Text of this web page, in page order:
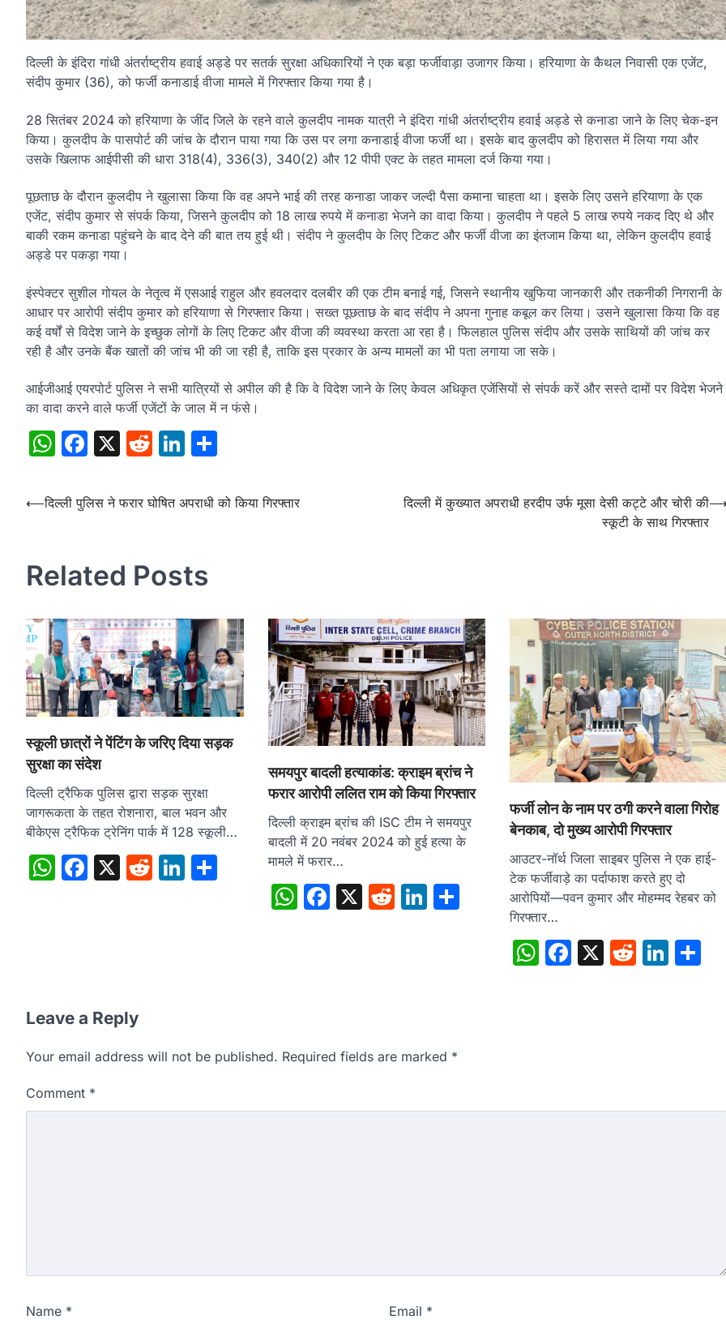
दिल्ली के इंदिरा गांधी अंतर्राष्ट्रीय हवाई अड्डे पर सतर्क सुरक्षा अधिकारियों ने एक बड़ा फर्जीवाड़ा उजागर किया। हरियाणा के कैथल निवासी एक एजेंट,
संदीप कुमार (36), को फर्जी कनाडाई वीजा मामले में गिरफ्तार किया गया है।
28 सितंबर 2024 को हरियाणा के जींद जिले के रहने वाले कुलदीप नामक यात्री ने इंदिरा गांधी अंतर्राष्ट्रीय हवाई अड्डे से कनाडा जाने के लिए चेक-इन
किया। कुलदीप के पासपोर्ट की जांच के दौरान पाया गया कि उस पर लगा कनाडाई वीजा फर्जी था। इसके बाद कुलदीप को हिरासत में लिया गया और
उसके खिलाफ आईपीसी की धारा 318(4), 336(3), 340(2) और 12 पीपी एक्ट के तहत मामला दर्ज किया गया।
पूछताछ के दौरान कुलदीप ने खुलासा किया कि वह अपने भाई की तरह कनाडा जाकर जल्दी पैसा कमाना चाहता था। इसके लिए उसने हरियाणा के एक
एजेंट, संदीप कुमार से संपर्क किया, जिसने कुलदीप को 18 लाख रुपये में कनाडा भेजने का वादा किया। कुलदीप ने पहले 5 लाख रुपये नकद दिए थे और
बाकी रकम कनाडा पहुंचने के बाद देने की बात तय हुई थी। संदीप ने कुलदीप के लिए टिकट और फर्जी वीजा का इंतजाम किया था, लेकिन कुलदीप हवाई
अड्डे पर पकड़ा गया।
इंस्पेक्टर सुशील गोयल के नेतृत्व में एसआई राहुल और हवलदार दलबीर की एक टीम बनाई गई, जिसने स्थानीय खुफिया जानकारी और तकनीकी निगरानी के
आधार पर आरोपी संदीप कुमार को हरियाणा से गिरफ्तार किया। सख्त पूछताछ के बाद संदीप ने अपना गुनाह कबूल कर लिया। उसने खुलासा किया कि वह
कई वर्षों से विदेश जाने के इच्छुक लोगों के लिए टिकट और वीजा की व्यवस्था करता आ रहा है। फिलहाल पुलिस संदीप और उसके साथियों की जांच कर
रही है और उनके बैंक खातों की जांच भी की जा रही है, ताकि इस प्रकार के अन्य मामलों का भी पता लगाया जा सके।
आईजीआई एयरपोर्ट पुलिस ने सभी यात्रियों से अपील की है कि वे विदेश जाने के लिए केवल अधिकृत एजेंसियों से संपर्क करें और सस्ते दामों पर विदेश भेजने
का वादा करने वाले फर्जी एजेंटों के जाल में न फंसे।
WhatsApp
Facebook
X RedditLinkedIn
Post
⟵दिल्ली पुलिस ने फरार घोषित अपराधी को किया गिरफ्तार
दिल्ली में कुख्यात अपराधी हरदीप उर्फ मूसा देसी कट्टे और चोरी की
स्कूटी के साथ गिरफ्तार
Related Posts
स्कूली छात्रों ने पेंटिंग के जरिए दिया सड़क
सुरक्षा का संदेश
दिल्ली ट्रैफिक पुलिस द्वारा सड़क सुरक्षा
जागरूकता के तहत रोशनारा, बाल भवन और
बीकेएस ट्रैफिक ट्रेनिंग पार्क में 128 स्कूली…
WhatsApp
Facebook
X RedditLinkedIn
Share
समयपुर बादली हत्याकांड: क्राइम ब्रांच ने
फरार आरोपी ललित राम को किया गिरफ्तार
दिल्ली क्राइम ब्रांच की ISC टीम ने समयपुर
बादली में 20 नवंबर 2024 को हुई हत्या के
मामले में फरार…
WhatsApp
Facebook
X RedditLinkedIn
Share
फर्जी लोन के नाम पर ठगी करने वाला गिरोह
बेनकाब, दो मुख्य आरोपी गिरफ्तार
आउटर-नॉर्थ जिला साइबर पुलिस ने एक हाई-
टेक फर्जीवाड़े का पर्दाफाश करते हुए दो
आरोपियों—पवन कुमार और मोहम्मद रेहबर को
गिरफ्तार…
WhatsApp
Facebook
X Reddit
Leave a Reply
Your email address will not be published. Required fields are marked *
Comment *
Name * Email *